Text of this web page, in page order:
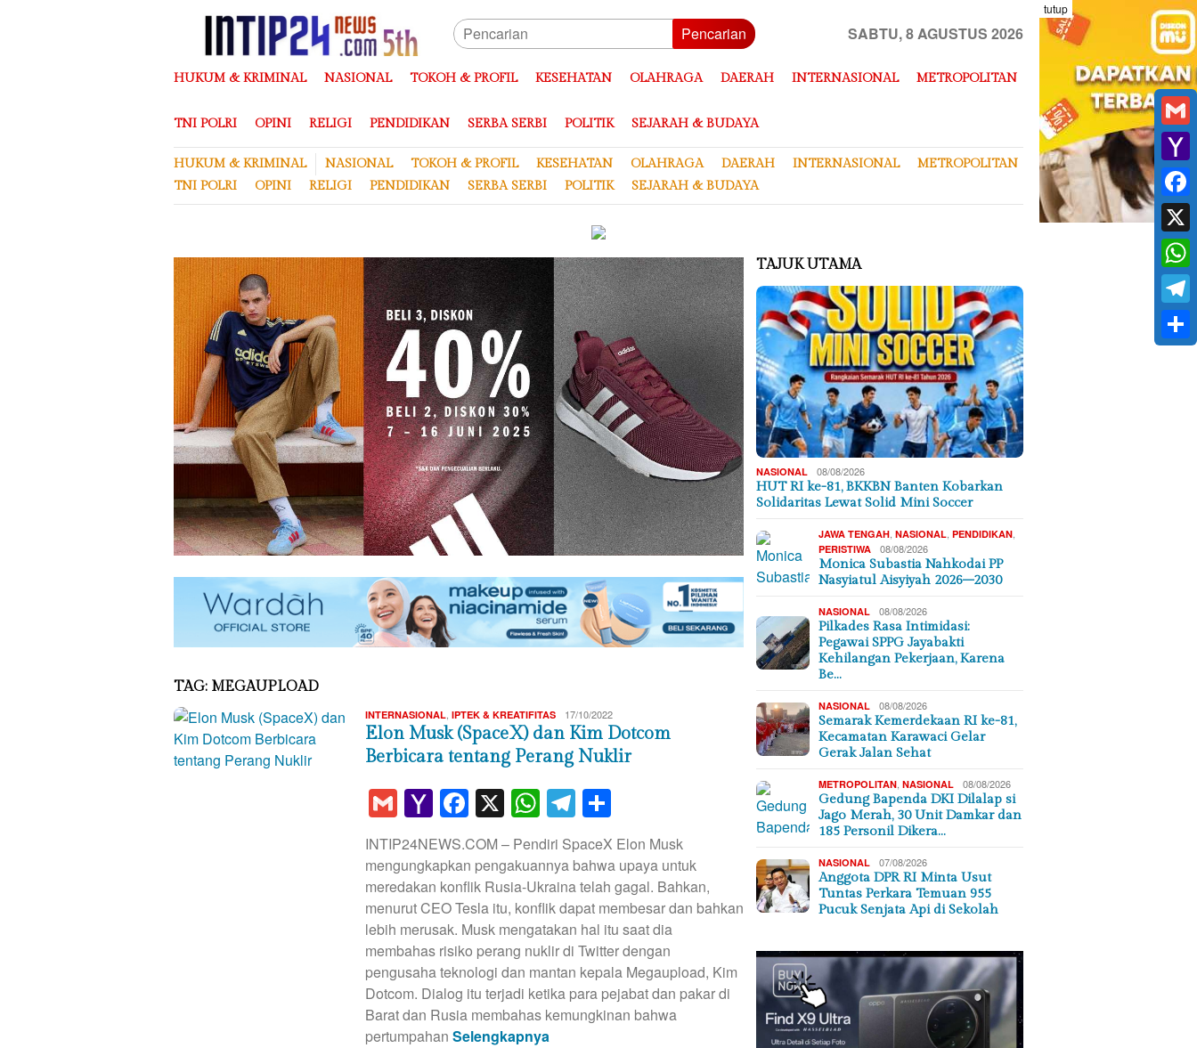
tutup
Pencarian SABTU, 8 AGUSTUS 2026
HUKUM & KRIMINAL NASIONAL TOKOH & PROFIL KESEHATAN OLAHRAGA DAERAH INTERNASIONAL METROPOLITAN
TNI POLRI OPINI RELIGI PENDIDIKAN SERBA SERBI POLITIK SEJARAH & BUDAYA
HUKUM & KRIMINAL NASIONAL TOKOH & PROFIL KESEHATAN OLAHRAGA DAERAH INTERNASIONAL
METROPOLITAN
TNI POLRI
OPINI RELIGI PENDIDIKAN SERBA SERBI POLITIK SEJARAH & BUDAYA
TAG: MEGAUPLOAD
INTERNASIONAL, IPTEK & KREATIFITASRedaksi
17/10/2022
Elon Musk (SpaceX) dan Kim Dotcom
Berbicara tentang Perang Nuklir
GmailYahoo
Mail
Facebook
X WhatsApp
Telegram
INTIP24NEWS.COM – Pendiri SpaceX Elon Musk
mengungkapkan pengakuannya bahwa upaya untuk
meredakan konflik Rusia-Ukraina telah gagal. Bahkan,
menurut CEO Tesla itu, konflik dapat membesar dan bahkan
lebih merusak. Musk mengatakan hal itu saat dia
membahas risiko perang nuklir di Twitter dengan
pengusaha teknologi dan mantan kepala Megaupload, Kim
Dotcom. Dialog itu terjadi ketika para pejabat dan pakar di
Barat dan Rusia membahas kemungkinan bahwa
pertumpahan Selengkapnya
TAJUK UTAMA
NASIONAL 08/08/2026
HUT RI ke-81, BKKBN Banten Kobarkan
Solidaritas Lewat Solid Mini Soccer
JAWA TENGAH ,NASIONAL ,PENDIDIKAN
PERISTIWA 08/08/2026
Monica Subastia Nahkodai PP
Nasyiatul Aisyiyah 2026–2030
NASIONAL 08/08/2026
Pilkades Rasa Intimidasi:
Pegawai SPPG Jayabakti
Kehilangan Pekerjaan, Karena
Be…
NASIONAL 08/08/2026
Semarak Kemerdekaan RI ke-81,
Kecamatan Karawaci Gelar
Gerak Jalan Sehat
METROPOLITAN ,NASIONAL 08/08/2026
Gedung Bapenda DKI Dilalap si
Jago Merah, 30 Unit Damkar dan
185 Personil Dikera…
NASIONAL 07/08/2026
Anggota DPR RI Minta Usut
Tuntas Perkara Temuan 955
Pucuk Senjata Api di Sekolah
Mail
X